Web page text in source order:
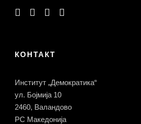
КОНТАКТ
Институт „Демократика“
ул. Бојмија 10
2460, Валандово
РС Македонија